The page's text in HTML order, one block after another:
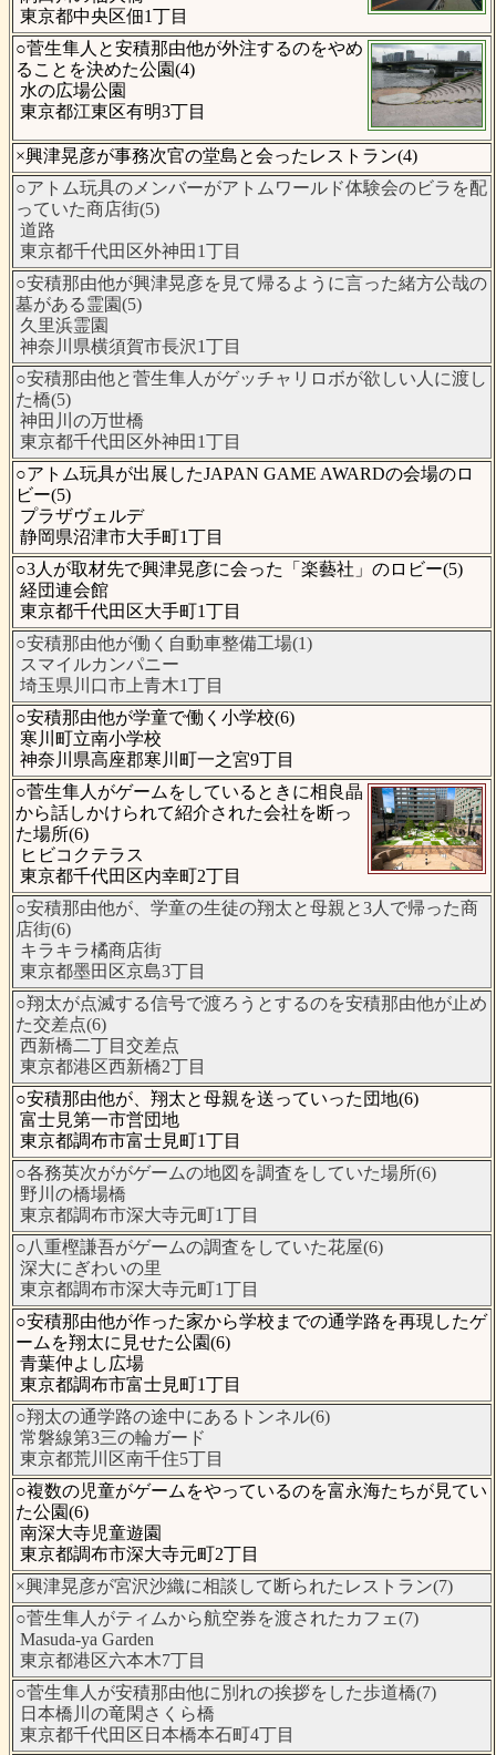
東京都中央区佃1丁目
○菅生隼人と安積那由他が外注するのをやめ
ることを決めた公園(4)
水の広場公園
東京都江東区有明3丁目
×興津晃彦が事務次官の堂島と会ったレストラン(4)
○アトム玩具のメンバーがアトムワールド体験会のビラを配
っていた商店街(5)
道路
東京都千代田区外神田1丁目
○安積那由他が興津晃彦を見て帰るように言った緒方公哉の
墓がある霊園(5)
久里浜霊園
神奈川県横須賀市長沢1丁目
○安積那由他と菅生隼人がゲッチャリロボが欲しい人に渡し
た橋(5)
神田川の万世橋
東京都千代田区外神田1丁目
○アトム玩具が出展したJAPAN GAME AWARDの会場のロ
ビー(5)
プラザヴェルデ
静岡県沼津市大手町1丁目
○3人が取材先で興津晃彦に会った「楽藝社」のロビー(5)
経団連会館
東京都千代田区大手町1丁目
○安積那由他が働く自動車整備工場(1)
スマイルカンパニー
埼玉県川口市上青木1丁目
○安積那由他が学童で働く小学校(6)
寒川町立南小学校
神奈川県高座郡寒川町一之宮9丁目
○菅生隼人がゲームをしているときに相良晶
から話しかけられて紹介された会社を断っ
た場所(6)
ヒビコクテラス
東京都千代田区内幸町2丁目
○安積那由他が、学童の生徒の翔太と母親と3人で帰った商
店街(6)
キラキラ橘商店街
東京都墨田区京島3丁目
○翔太が点滅する信号で渡ろうとするのを安積那由他が止め
た交差点(6)
西新橋二丁目交差点
東京都港区西新橋2丁目
○安積那由他が、翔太と母親を送っていった団地(6)
富士見第一市営団地
東京都調布市富士見町1丁目
○各務英次ががゲームの地図を調査をしていた場所(6)
野川の橋場橋
東京都調布市深大寺元町1丁目
○八重樫謙吾がゲームの調査をしていた花屋(6)
深大にぎわいの里
東京都調布市深大寺元町1丁目
○安積那由他が作った家から学校までの通学路を再現したゲ
ームを翔太に見せた公園(6)
青葉仲よし広場
東京都調布市富士見町1丁目
○翔太の通学路の途中にあるトンネル(6)
常磐線第3三の輪ガード
東京都荒川区南千住5丁目
○複数の児童がゲームをやっているのを富永海たちが見てい
た公園(6)
南深大寺児童遊園
東京都調布市深大寺元町2丁目
×興津晃彦が宮沢沙織に相談して断られたレストラン(7)
○菅生隼人がティムから航空券を渡されたカフェ(7)
Masuda-ya Garden
東京都港区六本木7丁目
○菅生隼人が安積那由他に別れの挨拶をした歩道橋(7)
日本橋川の竜閑さくら橋
東京都千代田区日本橋本石町4丁目